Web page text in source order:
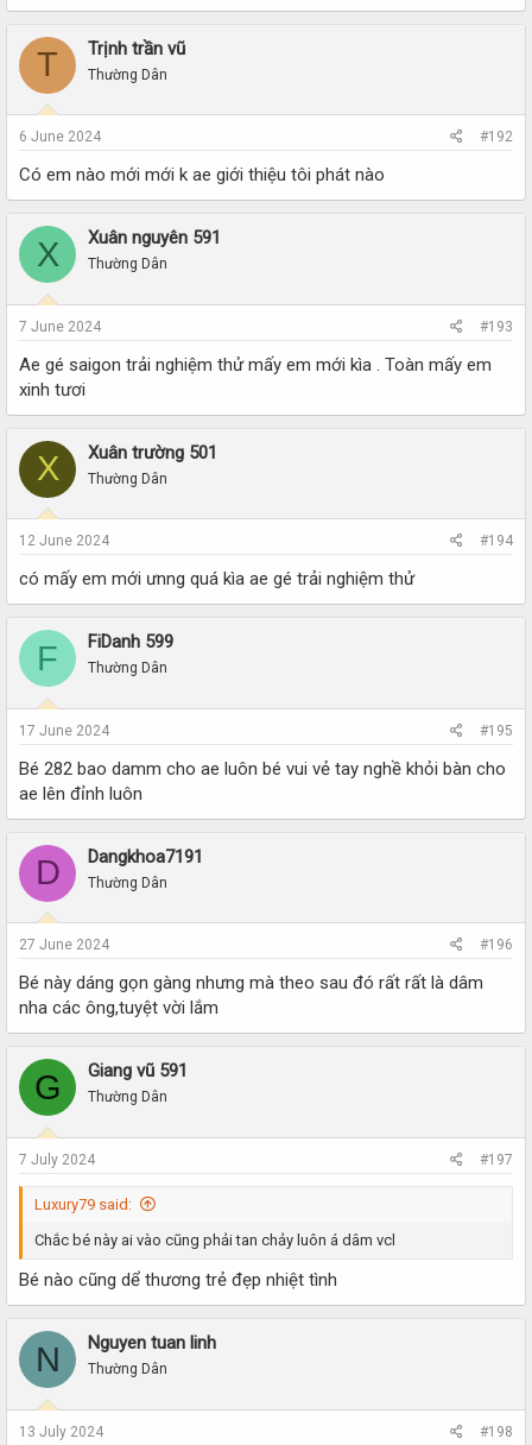
T Trịnh trần vũ
Thường Dân
6 June 2024 #192
Có em nào mới mới k ae giới thiệu tôi phát nào
X Xuân nguyên 591
Thường Dân
7 June 2024 #193
Ae gé saigon trải nghiệm thử mấy em mới kìa . Toàn mấy em
xinh tươi
X Xuân trường 501
Thường Dân
12 June 2024 #194
có mấy em mới ưnng quá kìa ae gé trải nghiệm thử
F FiDanh 599
Thường Dân
17 June 2024 #195
Bé 282 bao damm cho ae luôn bé vui vẻ tay nghề khỏi bàn cho
ae lên đỉnh luôn
D Dangkhoa7191
Thường Dân
27 June 2024 #196
Bé này dáng gọn gàng nhưng mà theo sau đó rất rất là dâm
nha các ông,tuyệt vời lắm
G Giang vũ 591
Thường Dân
7 July 2024 #197
Luxury79 said:
Chắc bé này ai vào cũng phải tan chảy luôn á dâm vcl
Bé nào cũng dể thương trẻ đẹp nhiệt tình
N Nguyen tuan linh
Thường Dân
13 July 2024 #198